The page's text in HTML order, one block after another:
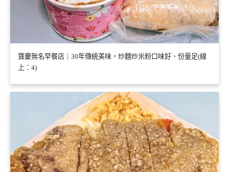
寶慶無名早餐店｜30年傳統美味，炒麵炒米粉口味好、份量足(線
上：4)